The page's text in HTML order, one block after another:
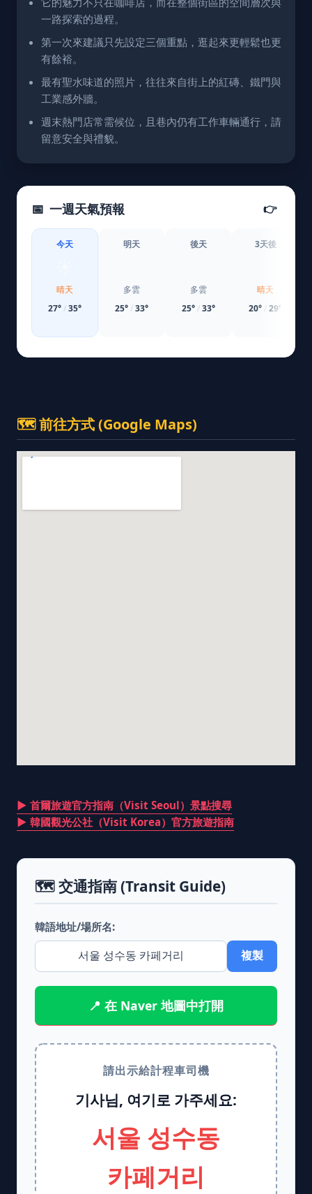
一路探索的過程。
第一次來建議只先設定三個重點，逛起來更輕鬆也更
有餘裕。
最有聖水味道的照片，往往來自街上的紅磚、鐵門與
工業感外牆。
週末熱門店常需候位，且巷內仍有工作車輛通行，請
留意安全與禮貌。
📅 一週天氣預報 👉
今天
晴天
27°/35°
明天
多雲
25°/33°
後天
多雲
25°/33°
3天後
晴天
20° /29°
🗺️ 前往方式 (Google Maps)
▶ 首爾旅遊官方指南（Visit Seoul）景點搜尋
▶ 韓國觀光公社（Visit Korea）官方旅遊指南
🗺️ 交通指南 (Transit Guide)
韓語地址/場所名:
複製
📍 在 Naver 地圖中打開
請出示給計程車司機
기사님, 여기로 가주세요:
서울 성수동
카페거리